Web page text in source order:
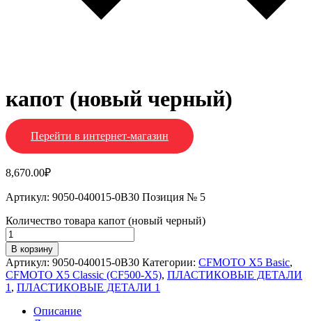
капот (новый черный)
Перейти в интернет-магазин
8,670.00₽
Артикул: 9050-040015-0B30 Позиция № 5
Количество товара капот (новый черный)
В корзину
Артикул: 9050-040015-0B30 Категории: CFMOTO X5 Basic,
CFMOTO X5 Classic (CF500-X5), ПЛАСТИКОВЫЕ ДЕТАЛИ
1 , ПЛАСТИКОВЫЕ ДЕТАЛИ 1
Описание